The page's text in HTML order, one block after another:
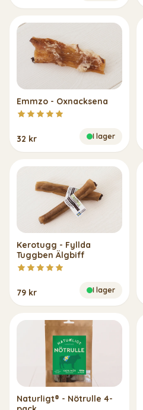
Emmzo - Oxnacksena
32 kr I lager
Kerotugg - Fyllda
Tuggben Älgbiff
79 kr I lager
Naturligt® - Nötrulle 4-